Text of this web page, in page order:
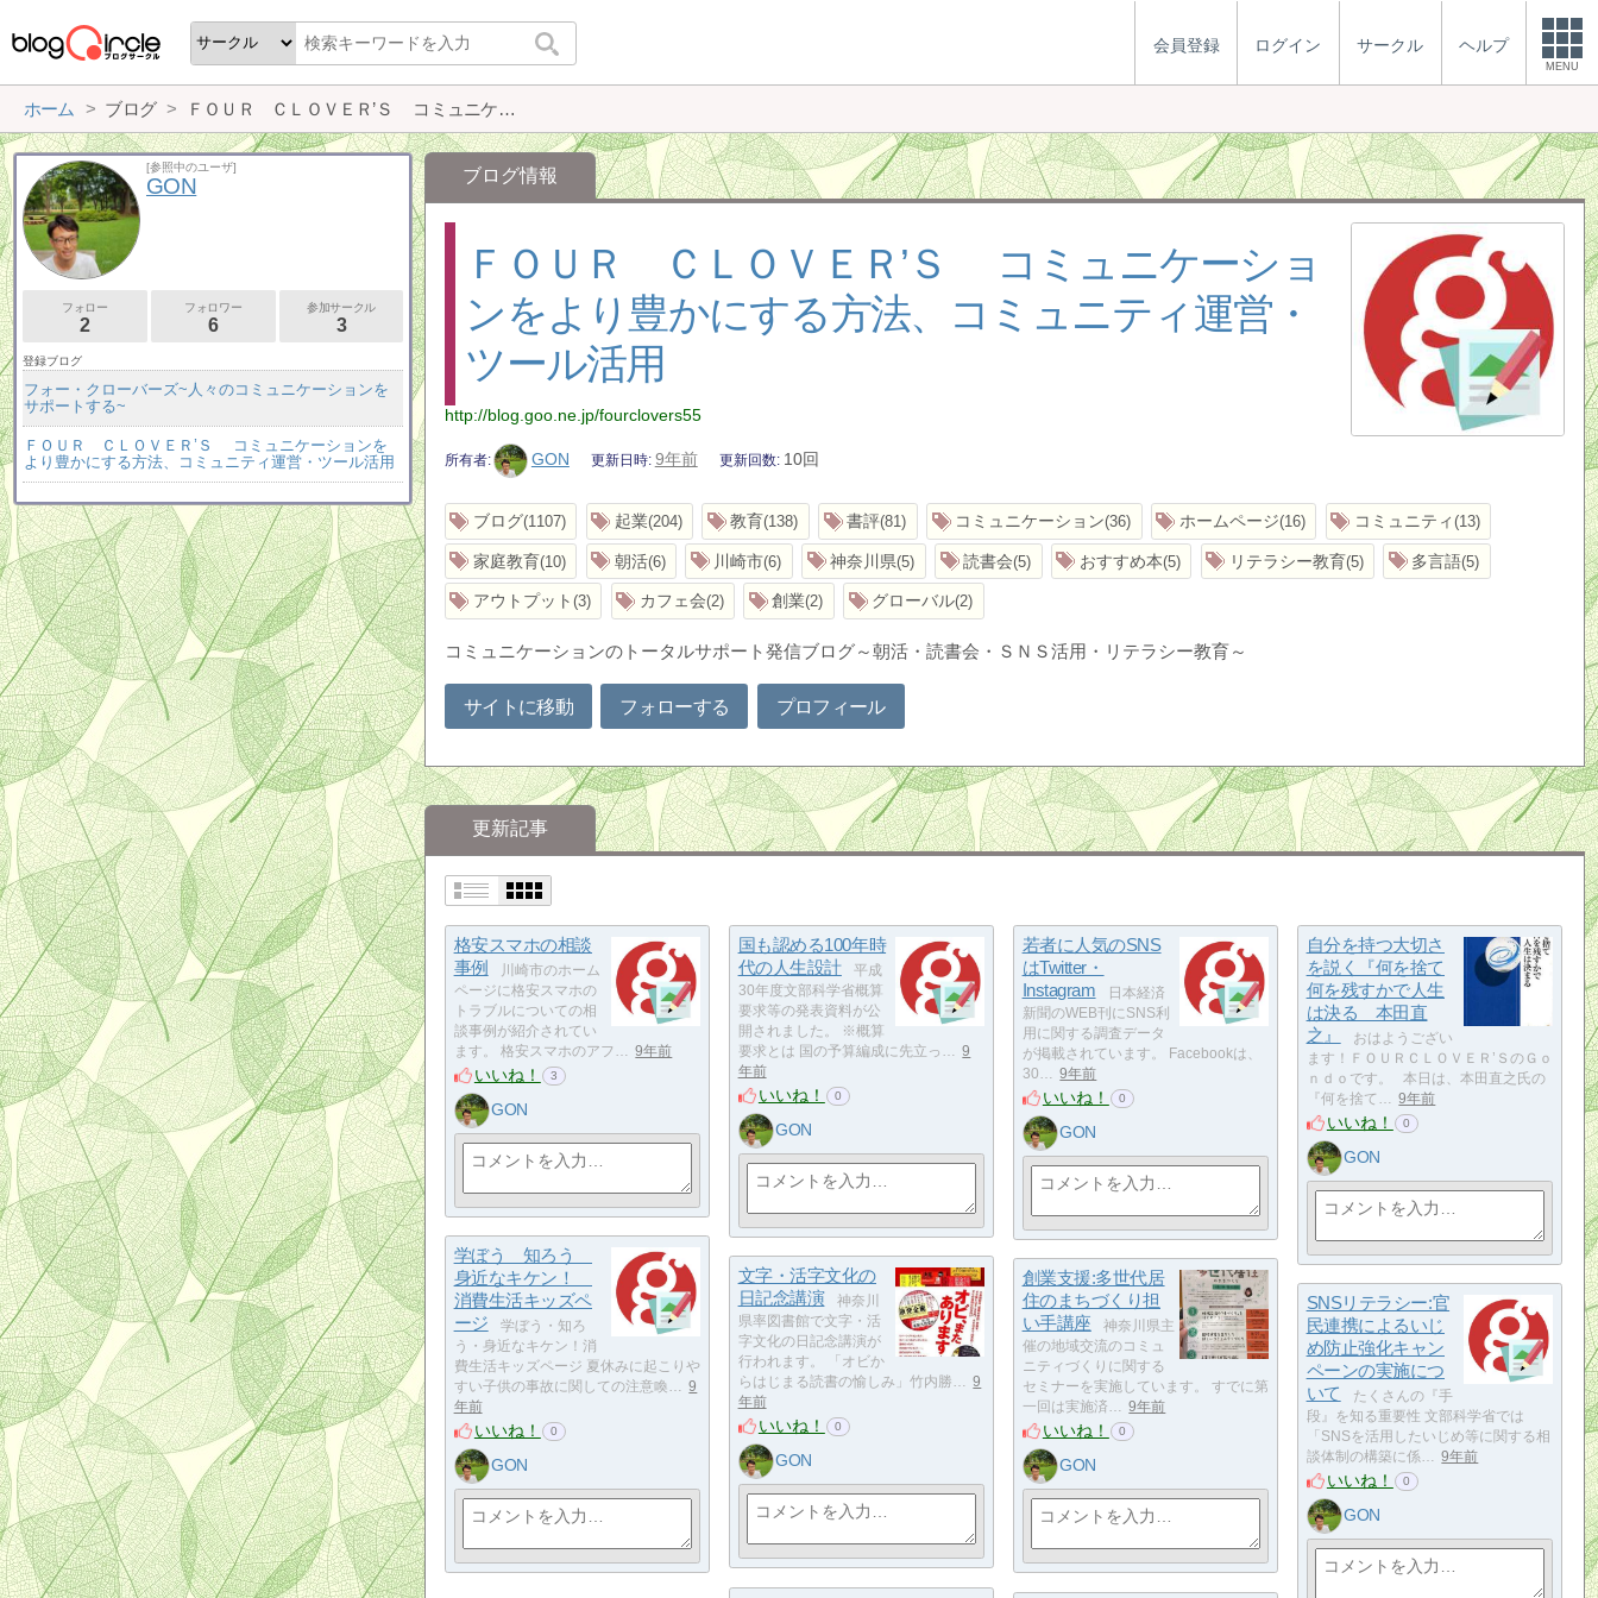
会員登録 ログイン サークル ヘルプ
MENU
ホーム ブログ ＦＯＵＲ ＣＬＯＶＥＲ’Ｓ コミュニケーションをより豊かにする方法、コミュニティ運営・ツール活用
ブログ情報
ＦＯＵＲ ＣＬＯＶＥＲ’Ｓ コミュニケーショ
ンをより豊かにする方法、コミュニティ運営・
ツール活用
http://blog.goo.ne.jp/fourclovers55
所有者 GON 更新日時 9年前 更新回数 10回
ブログ 1107 起業 204 教育 138 書評 81 コミュニケーション 36 ホームページ 16 コミュニティ 13
家庭教育 10 朝活 6 川崎市 6 神奈川県 5 読書会 5 おすすめ本 5 リテラシー教育 5 多言語 5
アウトプット 3 カフェ会 2 創業 2 グローバル 2
コミュニケーションのトータルサポート発信ブログ～朝活・読書会・ＳＮＳ活用・リテラシー教育～
サイトに移動 フォローする プロフィール
更新記事
格安スマホの相談
事例
川崎市のホーム
ページに格安スマホの
トラブルについての相
談事例が紹介されてい
ます。 格安スマホのアフ…
9年前
いいね！ 3
GON
国も認める100年時
代の人生設計
平成
30年度文部科学省概算
要求等の発表資料が公
開されました。 ※概算
要求とは 国の予算編成に先立っ…
9
年前
いいね！ 0
GON
若者に人気のSNS
はTwitter・
Instagram
日本経済
新聞のWEB刊にSNS利
用に関する調査データ
が掲載されています。 Facebookは、
30…
9年前
いいね！ 0
GON
自分を持つ大切さ
を説く『何を捨て
何を残すかで人生
は決る 本田直
之』
おはようござい
ます！ＦＯＵＲＣＬＯＶＥＲ’ＳのＧｏ
ｎｄｏです。 本日は、本田直之氏の
『何を捨て…
9年前
いいね！ 0
GON
学ぼう 知ろう
身近なキケン！
消費生活キッズペ
ージ
学ぼう・知ろ
う・身近なキケン！消
費生活キッズページ 夏休みに起こりや
すい子供の事故に関しての注意喚…
9
年前
いいね！ 0
GON
文字・活字文化の
日記念講演
神奈川
県率図書館で文字・活
字文化の日記念講演が
行われます。 「オビか
らはじまる読書の愉しみ」竹内勝…
9
年前
いいね！ 0
GON
創業支援:多世代居
住のまちづくり担
い手講座
神奈川県主
催の地域交流のコミュ
ニティづくりに関する
セミナーを実施しています。 すでに第
一回は実施済…
9年前
いいね！ 0
GON
SNSリテラシー:官
民連携によるいじ
め防止強化キャン
ペーンの実施につ
いて
たくさんの『手
段』を知る重要性 文部科学省では
「SNSを活用したいじめ等に関する相
談体制の構築に係…
9年前
いいね！ 0
GON
[参照中のユーザ]
GON
フォロー
2
フォロワー
6
参加サークル
3
登録ブログ
フォー・クローバーズ~人々のコミュニケーションを
サポートする~
ＦＯＵＲ ＣＬＯＶＥＲ’Ｓ コミュニケーションを
より豊かにする方法、コミュニティ運営・ツール活用